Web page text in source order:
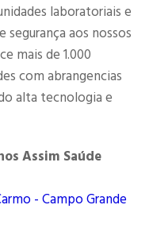
laboratoriais e
segurança aos nossos
mais de 1.000
com abrangencias
alta tecnologia e
Assim Saúde
- Campo Grande